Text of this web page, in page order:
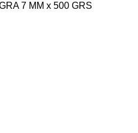
7 MM x 500 GRS